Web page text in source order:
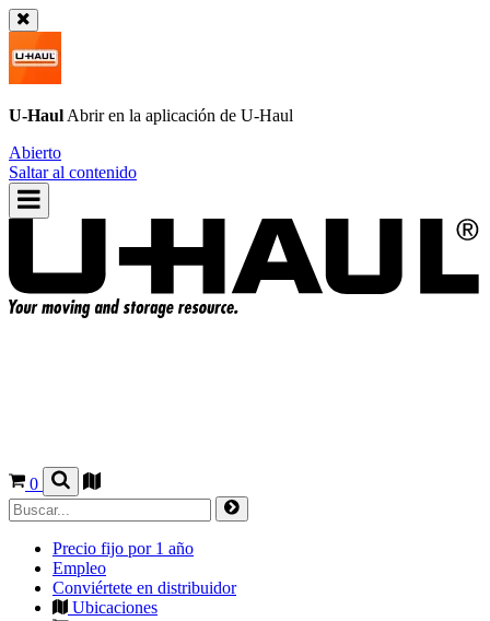
U-Haul Abrir en la aplicación de U-Haul
Abierto
Saltar al contenido
0
Precio fijo por 1 año
Empleo
Conviértete en distribuidor
Ubicaciones